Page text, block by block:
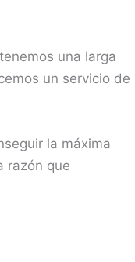
una larga
un servicio de
la máxima
razón que